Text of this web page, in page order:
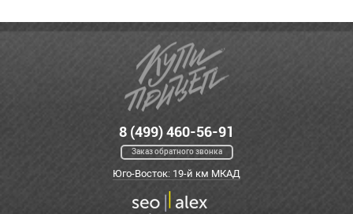
8 (499) 460-56-91
Заказ обратного звонка
Юго-Восток: 19-й км МКАД